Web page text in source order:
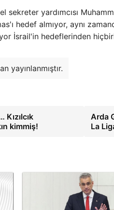
sekreter yardımcısı
hedef almıyor, aynı
İsrail'in hedeflerinden
yayınlanmıştır.
kimmiş!
Arda
La